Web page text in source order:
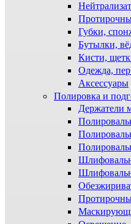
Губки,
Бутылки,
Кисти,
Одежда,
Аксессуары
Полировка и
Держатели